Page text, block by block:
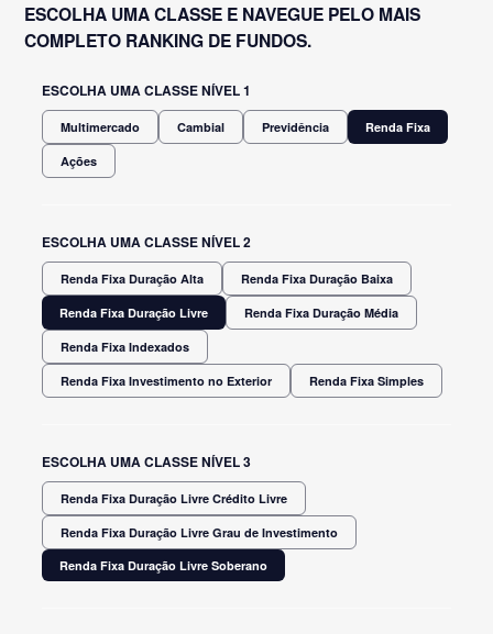
ESCOLHA UMA CLASSE E NAVEGUE PELO MAIS
COMPLETO RANKING DE FUNDOS.
ESCOLHA UMA CLASSE NÍVEL 1
Multimercado Cambial Previdência Renda Fixa
Ações
ESCOLHA UMA CLASSE NÍVEL 2
Renda Fixa Duração Alta Renda Fixa Duração Baixa
Renda Fixa Duração Livre Renda Fixa Duração Média
Renda Fixa Indexados
Renda Fixa Investimento no Exterior Renda Fixa Simples
ESCOLHA UMA CLASSE NÍVEL 3
Renda Fixa Duração Livre Crédito Livre
Renda Fixa Duração Livre Grau de Investimento
Renda Fixa Duração Livre Soberano